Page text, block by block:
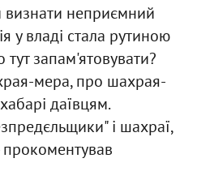
неприємний
у владі стала рутиною
запам'ятовувати?
мера, про шахрая-
даївцям.
і шахраї,